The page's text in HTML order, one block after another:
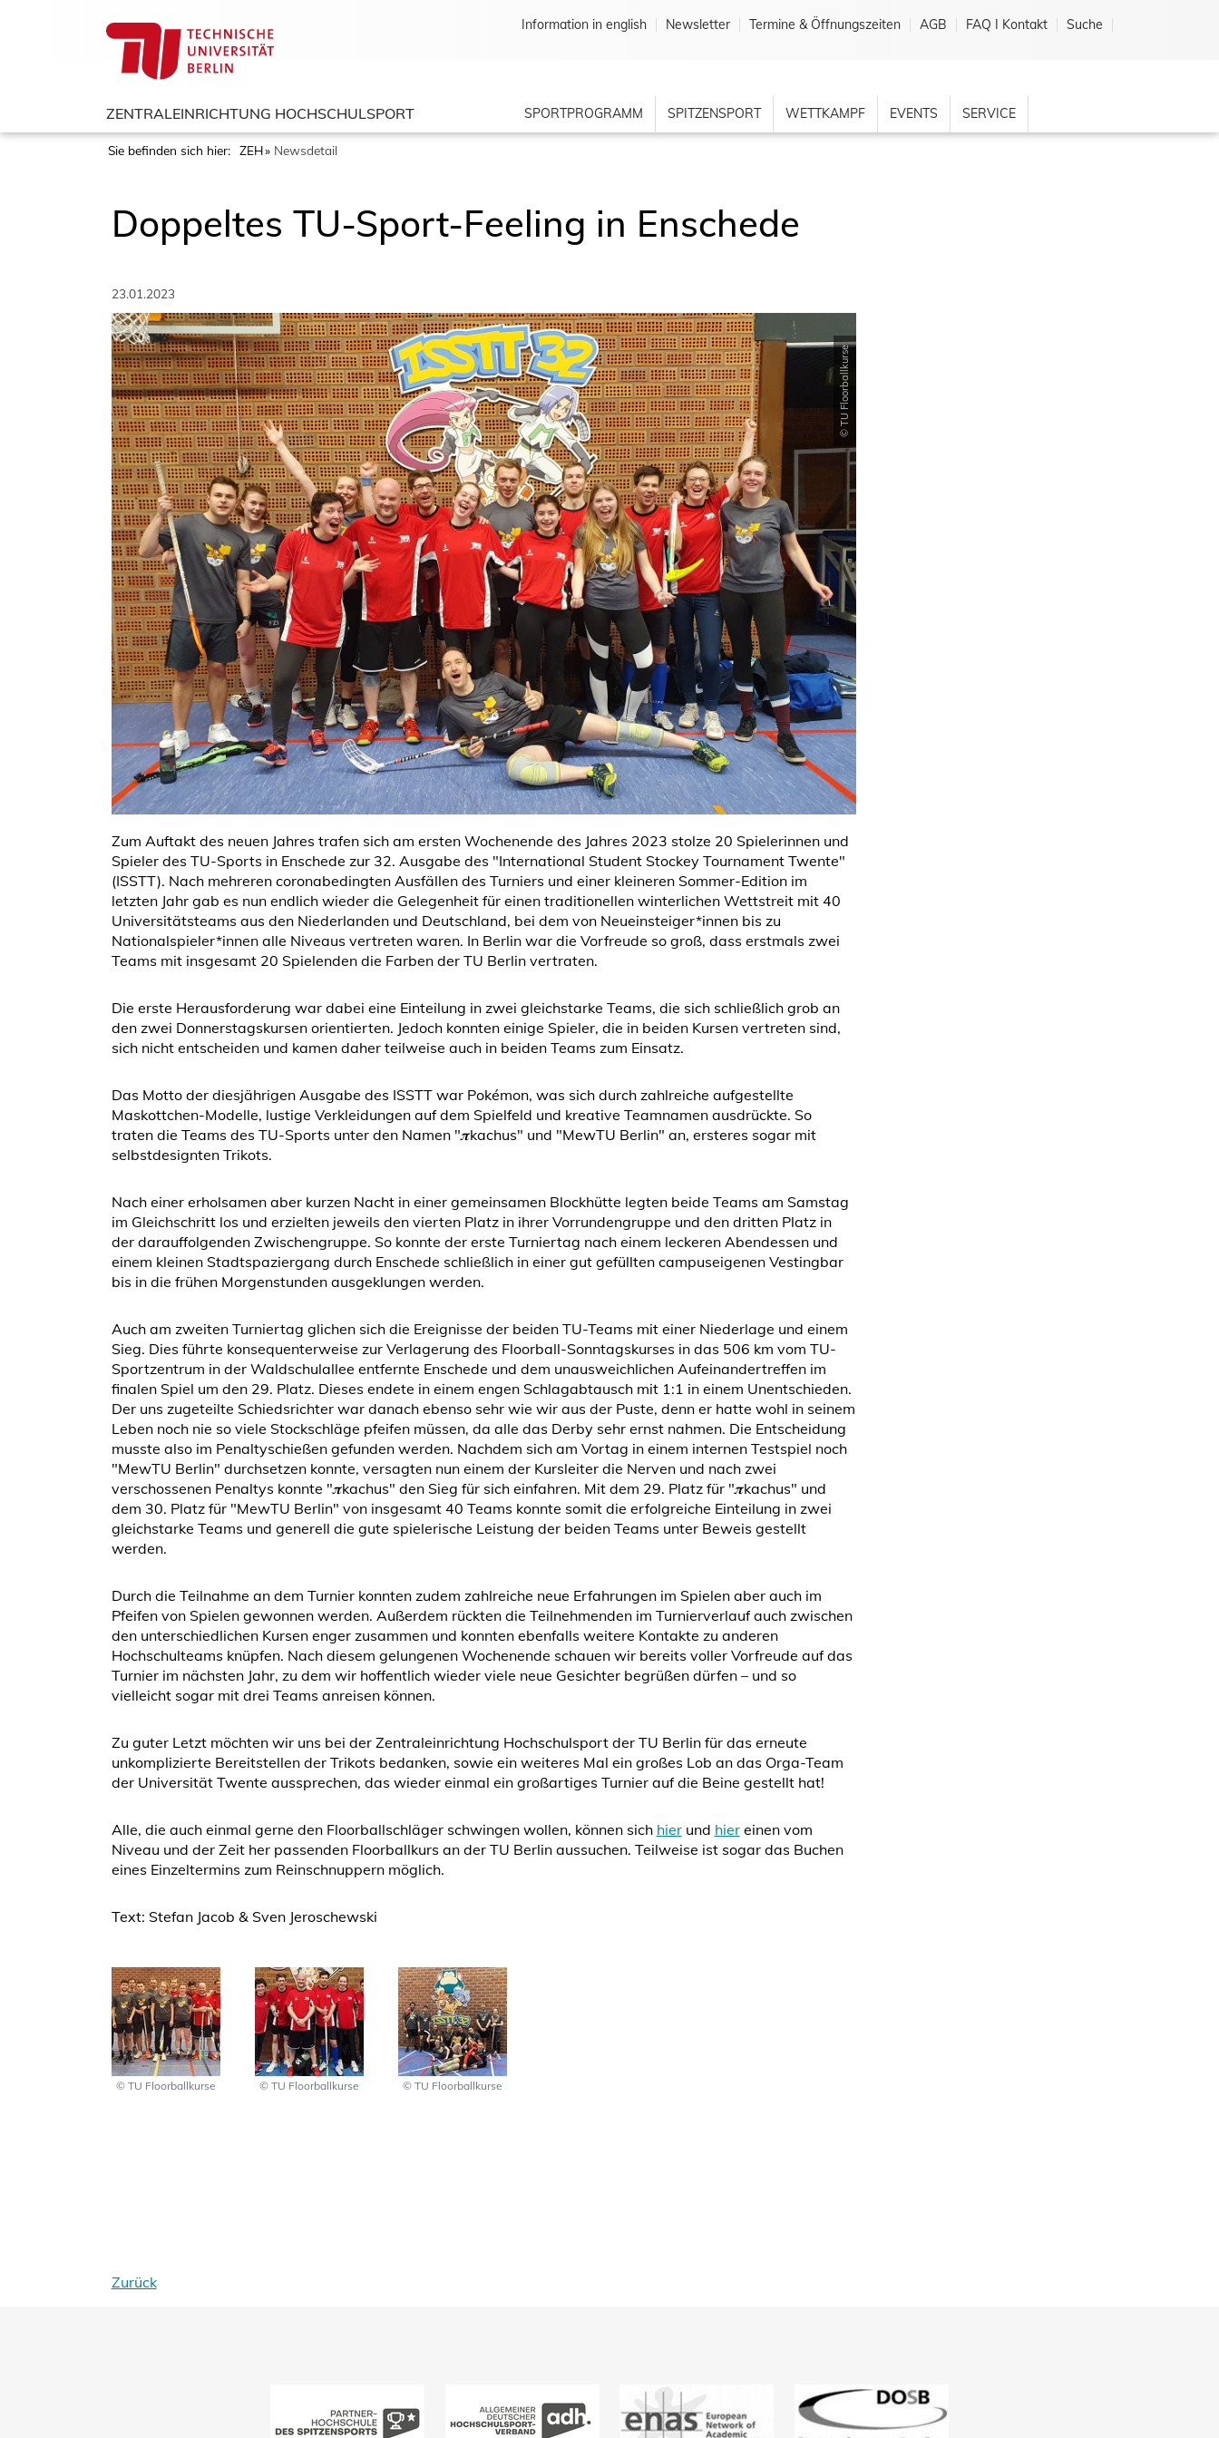
ZENTRALEINRICHTUNG HOCHSCHULSPORT
Information in english Newsletter Termine & Öffnungszeiten AGB FAQ I Kontakt Suche
SPORTPROGRAMM SPITZENSPORT WETTKAMPF EVENTS SERVICE
Sie befinden sich hier: ZEH Newsdetail
Doppeltes TU-Sport-Feeling in Enschede
23.01.2023
© TU Floorballkurse
Zum Auftakt des neuen Jahres trafen sich am ersten Wochenende des Jahres 2023 stolze 20 Spielerinnen und
Spieler des TU-Sports in Enschede zur 32. Ausgabe des "International Student Stockey Tournament Twente"
(ISSTT). Nach mehreren coronabedingten Ausfällen des Turniers und einer kleineren Sommer-Edition im
letzten Jahr gab es nun endlich wieder die Gelegenheit für einen traditionellen winterlichen Wettstreit mit 40
Universitätsteams aus den Niederlanden und Deutschland, bei dem von Neueinsteiger*innen bis zu
Nationalspieler*innen alle Niveaus vertreten waren. In Berlin war die Vorfreude so groß, dass erstmals zwei
Teams mit insgesamt 20 Spielenden die Farben der TU Berlin vertraten.
Die erste Herausforderung war dabei eine Einteilung in zwei gleichstarke Teams, die sich schließlich grob an
den zwei Donnerstagskursen orientierten. Jedoch konnten einige Spieler, die in beiden Kursen vertreten sind,
sich nicht entscheiden und kamen daher teilweise auch in beiden Teams zum Einsatz.
Das Motto der diesjährigen Ausgabe des ISSTT war Pokémon, was sich durch zahlreiche aufgestellte
Maskottchen-Modelle, lustige Verkleidungen auf dem Spielfeld und kreative Teamnamen ausdrückte. So
traten die Teams des TU-Sports unter den Namen "𝝅kachus" und "MewTU Berlin" an, ersteres sogar mit
selbstdesignten Trikots.
Nach einer erholsamen aber kurzen Nacht in einer gemeinsamen Blockhütte legten beide Teams am Samstag
im Gleichschritt los und erzielten jeweils den vierten Platz in ihrer Vorrundengruppe und den dritten Platz in
der darauffolgenden Zwischengruppe. So konnte der erste Turniertag nach einem leckeren Abendessen und
einem kleinen Stadtspaziergang durch Enschede schließlich in einer gut gefüllten campuseigenen Vestingbar
bis in die frühen Morgenstunden ausgeklungen werden.
Auch am zweiten Turniertag glichen sich die Ereignisse der beiden TU-Teams mit einer Niederlage und einem
Sieg. Dies führte konsequenterweise zur Verlagerung des Floorball-Sonntagskurses in das 506 km vom TU-
Sportzentrum in der Waldschulallee entfernte Enschede und dem unausweichlichen Aufeinandertreffen im
finalen Spiel um den 29. Platz. Dieses endete in einem engen Schlagabtausch mit 1:1 in einem Unentschieden.
Der uns zugeteilte Schiedsrichter war danach ebenso sehr wie wir aus der Puste, denn er hatte wohl in seinem
Leben noch nie so viele Stockschläge pfeifen müssen, da alle das Derby sehr ernst nahmen. Die Entscheidung
musste also im Penaltyschießen gefunden werden. Nachdem sich am Vortag in einem internen Testspiel noch
"MewTU Berlin" durchsetzen konnte, versagten nun einem der Kursleiter die Nerven und nach zwei
verschossenen Penaltys konnte "𝝅kachus" den Sieg für sich einfahren. Mit dem 29. Platz für "𝝅kachus" und
dem 30. Platz für "MewTU Berlin" von insgesamt 40 Teams konnte somit die erfolgreiche Einteilung in zwei
gleichstarke Teams und generell die gute spielerische Leistung der beiden Teams unter Beweis gestellt
werden.
Durch die Teilnahme an dem Turnier konnten zudem zahlreiche neue Erfahrungen im Spielen aber auch im
Pfeifen von Spielen gewonnen werden. Außerdem rückten die Teilnehmenden im Turnierverlauf auch zwischen
den unterschiedlichen Kursen enger zusammen und konnten ebenfalls weitere Kontakte zu anderen
Hochschulteams knüpfen. Nach diesem gelungenen Wochenende schauen wir bereits voller Vorfreude auf das
Turnier im nächsten Jahr, zu dem wir hoffentlich wieder viele neue Gesichter begrüßen dürfen – und so
vielleicht sogar mit drei Teams anreisen können.
Zu guter Letzt möchten wir uns bei der Zentraleinrichtung Hochschulsport der TU Berlin für das erneute
unkomplizierte Bereitstellen der Trikots bedanken, sowie ein weiteres Mal ein großes Lob an das Orga-Team
der Universität Twente aussprechen, das wieder einmal ein großartiges Turnier auf die Beine gestellt hat!
Alle, die auch einmal gerne den Floorballschläger schwingen wollen, können sich hierund hiereinen vom
Niveau und der Zeit her passenden Floorballkurs an der TU Berlin aussuchen. Teilweise ist sogar das Buchen
eines Einzeltermins zum Reinschnuppern möglich.
Text: Stefan Jacob & Sven Jeroschewski
© TU Floorballkurse © TU Floorballkurse © TU Floorballkurse
Zurück